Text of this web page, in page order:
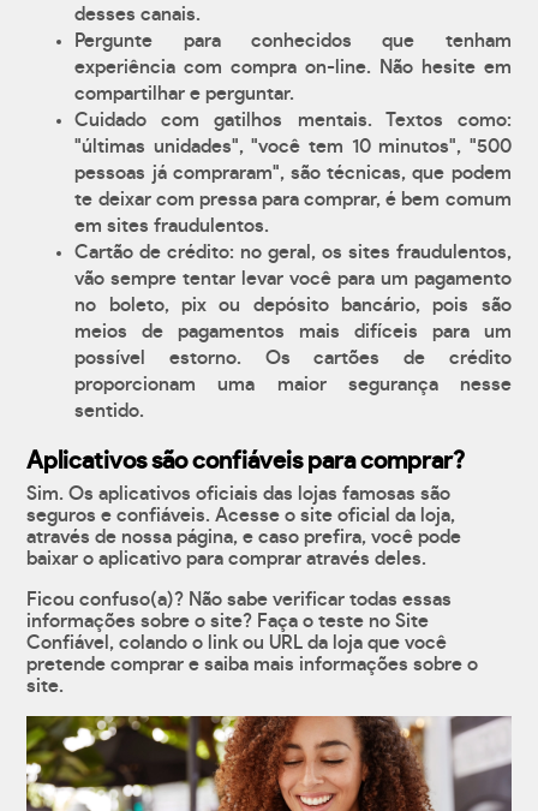
desses canais.
Pergunte para conhecidos que tenham
experiência com compra on-line. Não hesite em
compartilhar e perguntar.
Cuidado com gatilhos mentais. Textos como:
"últimas unidades", "você tem 10 minutos", "500
pessoas já compraram", são técnicas, que podem
te deixar com pressa para comprar, é bem comum
em sites fraudulentos.
Cartão de crédito: no geral, os sites fraudulentos,
vão sempre tentar levar você para um pagamento
no boleto, pix ou depósito bancário, pois são
meios de pagamentos mais difíceis para um
possível estorno. Os cartões de crédito
proporcionam uma maior segurança nesse
sentido.
Aplicativos são confiáveis para comprar?
Sim. Os aplicativos oficiais das lojas famosas são
seguros e confiáveis. Acesse o site oficial da loja,
através de nossa página, e caso prefira, você pode
baixar o aplicativo para comprar através deles.
Ficou confuso(a)? Não sabe verificar todas essas
informações sobre o site? Faça o teste no Site
Confiável, colando o link ou URL da loja que você
pretende comprar e saiba mais informações sobre o
site.